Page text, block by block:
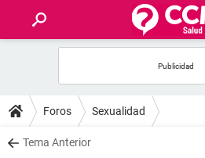
FOROS
SALUD
Foros Sexualidad
Tema Anterior